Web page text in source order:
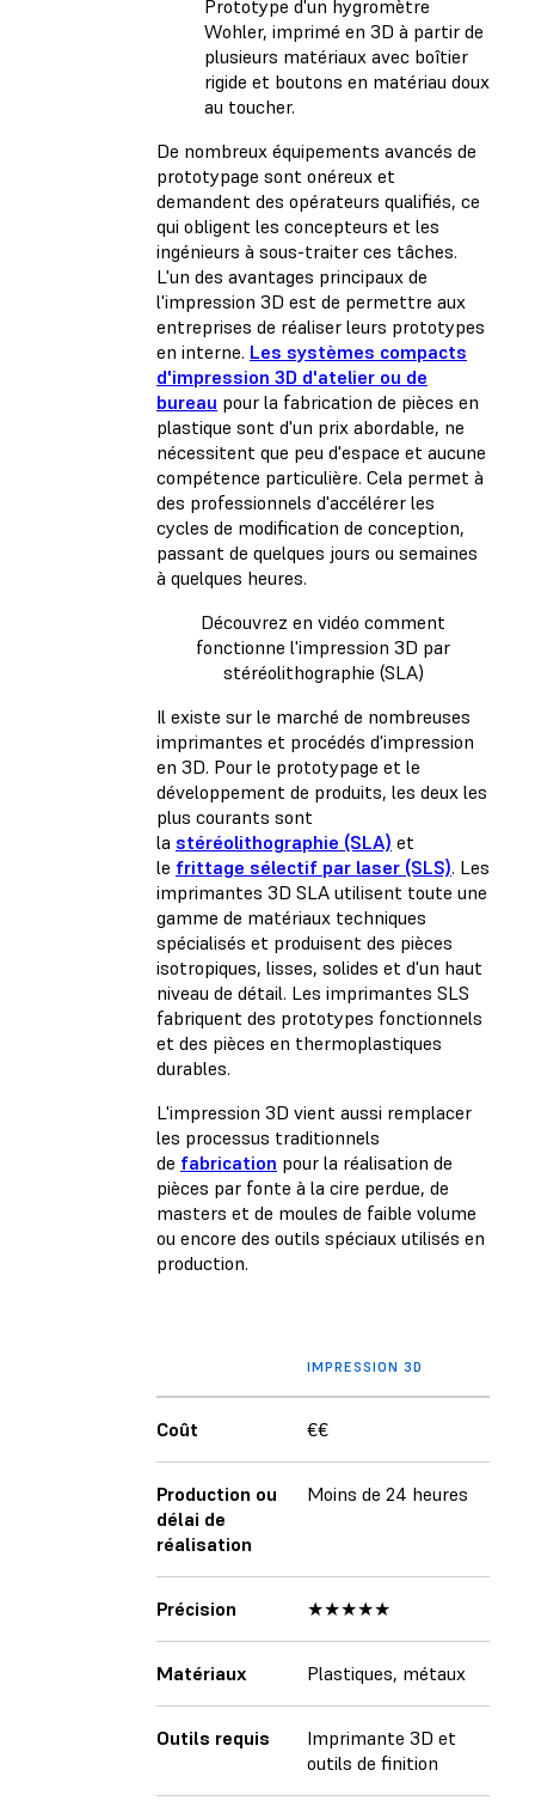
Prototype d'un hygromètre
Wohler, imprimé en 3D à partir de
plusieurs matériaux avec boîtier
rigide et boutons en matériau doux
au toucher.
De nombreux équipements avancés de
prototypage sont onéreux et
demandent des opérateurs qualifiés, ce
qui obligent les concepteurs et les
ingénieurs à sous-traiter ces tâches.
L'un des avantages principaux de
l'impression 3D est de permettre aux
entreprises de réaliser leurs prototypes
en interne. Les systèmes compacts
d'impression 3D d'atelier ou de
bureau pour la fabrication de pièces en
plastique sont d'un prix abordable, ne
nécessitent que peu d'espace et aucune
compétence particulière. Cela permet à
des professionnels d'accélérer les
cycles de modification de conception,
passant de quelques jours ou semaines
à quelques heures.
Découvrez en vidéo comment
fonctionne l'impression 3D par
stéréolithographie (SLA)
Il existe sur le marché de nombreuses
imprimantes et procédés d'impression
en 3D. Pour le prototypage et le
développement de produits, les deux les
plus courants sont
la stéréolithographie (SLA) et
le frittage sélectif par laser (SLS). Les
imprimantes 3D SLA utilisent toute une
gamme de matériaux techniques
spécialisés et produisent des pièces
isotropiques, lisses, solides et d'un haut
niveau de détail. Les imprimantes SLS
fabriquent des prototypes fonctionnels
et des pièces en thermoplastiques
durables.
L'impression 3D vient aussi remplacer
les processus traditionnels
de fabrication pour la réalisation de
pièces par fonte à la cire perdue, de
masters et de moules de faible volume
ou encore des outils spéciaux utilisés en
production.
IMPRESSION 3D
Coût €€
Production ou
délai de
réalisation
Moins de 24 heures
Précision ★★★★★
Matériaux Plastiques, métaux
Outils requis
Imprimante 3D et
outils de finition